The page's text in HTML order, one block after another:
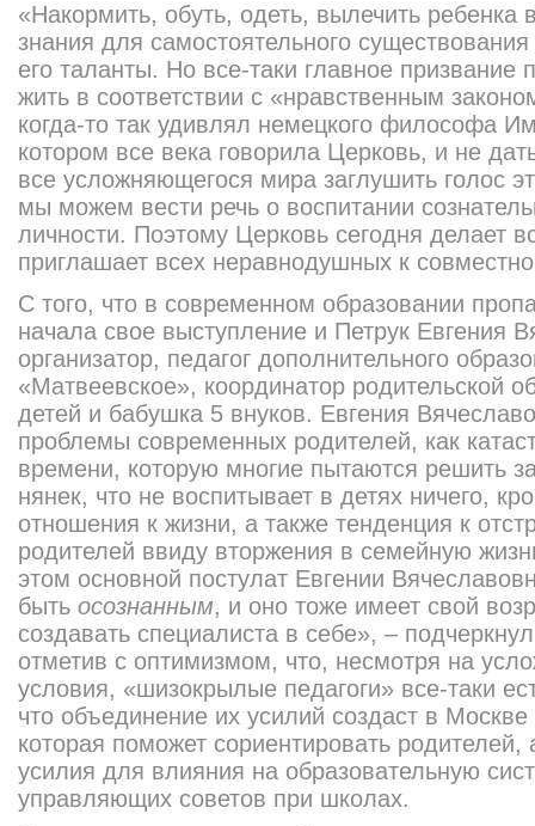
«Накормить, обуть, одеть, вылечить
знания для самостоятельного
его таланты. Но все-таки главное призвание
жить в соответствии с «нравственным
когда-то так удивлял немецкого философа
котором все века говорила Церковь, и не
все усложняющегося мира заглушить голос
мы можем вести речь о воспитании
личности. Поэтому Церковь сегодня делает
приглашает всех неравнодушных к
С того, что в современном образовании
начала свое выступление и Петрук Евгения
организатор, педагог дополнительного
«Матвеевское», координатор родительской
детей и бабушка 5 внуков. Евгения
проблемы современных родителей, как
времени, которую многие пытаются решить
нянек, что не воспитывает в детях ничего,
отношения к жизни, а также тенденция к
родителей ввиду вторжения в семейную
этом основной постулат Евгении
быть осознанным, и оно тоже имеет свой
создавать специалиста в себе», –
отметив с оптимизмом, что, несмотря на
условия, «шизокрылые педагоги» все-таки
что объединение их усилий создаст в
которая поможет сориентировать родителей,
усилия для влияния на образовательную
управляющих советов при школах.